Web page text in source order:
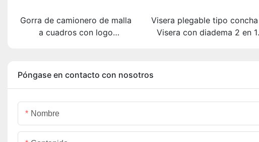
Gorra de camionero de malla
a cuadros con logo
Visera plegable tipo concha |
Visera con diadema 2 en 1
Póngase en contacto con nosotros
Nombre